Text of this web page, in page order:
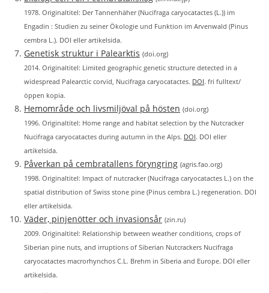
1978. Originaltitel: Der Tannenhäher (Nucifraga caryocatactes (L.)) im
Engadin : Studien zu seiner Ökologie und Funktion im Arvenwald (Pinus
cembra L.). DOI eller artikelsida.
Genetisk struktur i Palearktis (doi.org)
2014. Originaltitel: Limited geographic genetic structure detected in a
widespread Palearctic corvid, Nucifraga caryocatactes. DOI. fri fulltext/
öppen kopia.
Hemområde och livsmiljöval på hösten (doi.org)
1996. Originaltitel: Home range and habitat selection by the Nutcracker
Nucifraga caryocatactes during autumn in the Alps. DOI. DOI eller
artikelsida.
Påverkan på cembratallens föryngring (agris.fao.org)
1998. Originaltitel: Impact of nutcracker (Nucifraga caryocatactes L.) on the
spatial distribution of Swiss stone pine (Pinus cembra L.) regeneration. DOI
eller artikelsida.
Väder, pinjenötter och invasionsår (zin.ru)
2009. Originaltitel: Relationship between weather conditions, crops of
Siberian pine nuts, and irruptions of Siberian Nutcrackers Nucifraga
caryocatactes macrorhynchos C.L. Brehm in Siberia and Europe. DOI eller
artikelsida.